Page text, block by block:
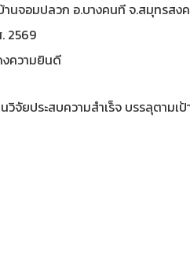
นจอมปลวก อ.บางคนที จ.สมุทรสงค
2569
ความยินดี
นวิจัยประสบความสำเร็จ บรรลุตา